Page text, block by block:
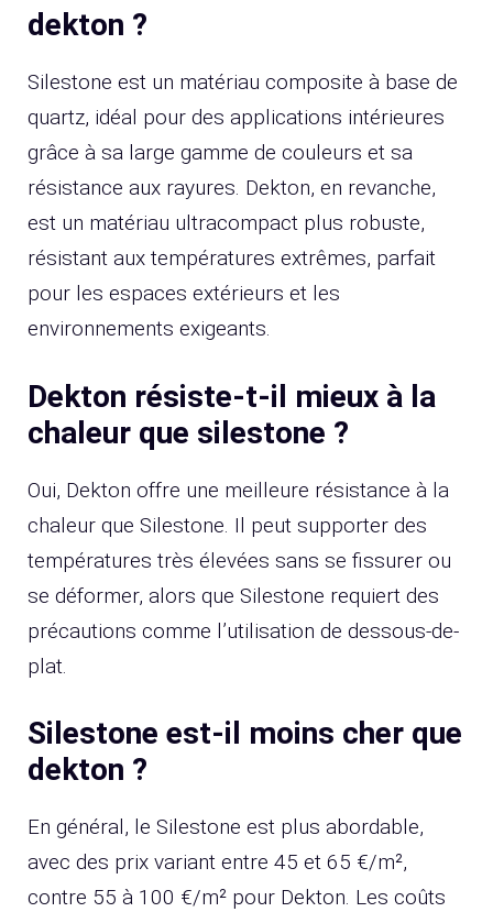
dekton ?
Silestone est un matériau composite à base de
quartz, idéal pour des applications intérieures
grâce à sa large gamme de couleurs et sa
résistance aux rayures. Dekton, en revanche,
est un matériau ultracompact plus robuste,
résistant aux températures extrêmes, parfait
pour les espaces extérieurs et les
environnements exigeants.
Dekton résiste-t-il mieux à la
chaleur que silestone ?
Oui, Dekton offre une meilleure résistance à la
chaleur que Silestone. Il peut supporter des
températures très élevées sans se fissurer ou
se déformer, alors que Silestone requiert des
précautions comme l’utilisation de dessous-de-
plat.
Silestone est-il moins cher que
dekton ?
En général, le Silestone est plus abordable,
avec des prix variant entre 45 et 65 €/m²,
contre 55 à 100 €/m² pour Dekton. Les coûts